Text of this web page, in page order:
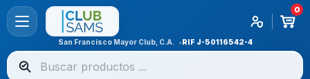
0
San Francisco Mayor Club, C.A. RIF J-50116542-4
Buscar
productos